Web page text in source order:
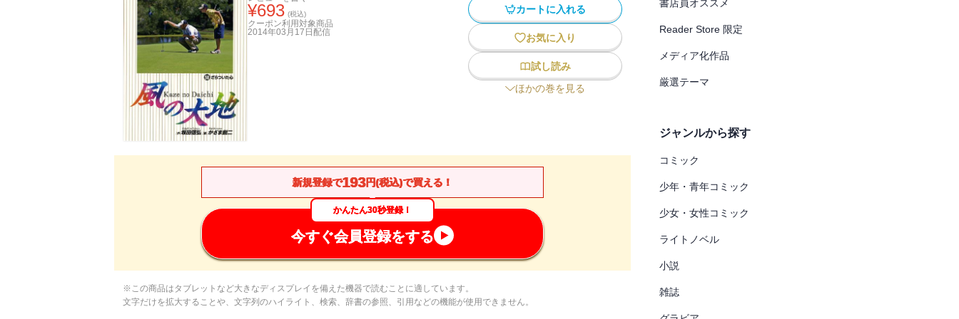
¥693 (税込)
クーポン利用対象商品
2014年03月17日 配信
カートに入れる
お気に入り
試し読み
ほかの巻を見る
新規登録で193円(税込)で買える！
かんたん30秒登録！
今すぐ会員登録をする
※この商品はタブレットなど大きなディスプレイを備えた機器で読むことに適しています。
文字だけを拡大することや、文字列のハイライト、検索、辞書の参照、引用などの機能が使用できません。
書店員オススメ
Reader Store 限定
メディア化作品
厳選テーマ
ジャンルから探す
コミック
少年・青年コミック
少女・女性コミック
ライトノベル
小説
雑誌